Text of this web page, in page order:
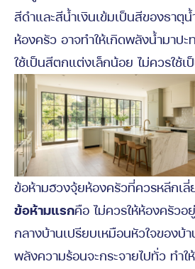
สีดำและสีน้ำเงินเข้มเป็นสีของธาตุน้
ห้องครัว อาจทำให้เกิดพลังน้ำมาป
ใช้เป็นสีตกแต่งเล็กน้อย ไม่ควรใช้
ข้อห้ามฮวงจุ้ยห้องครัวที่ควรหลีกเลี่
ข้อห้ามแรกคือ ไม่ควรให้ห้องครัวอ
กลางบ้านเปรียบเหมือนหัวใจของบ้
พลังความร้อนจะกระจายไปทั่ว ทำ